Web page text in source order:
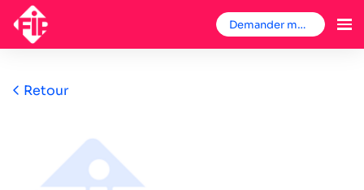
Demander mon badge
Retour